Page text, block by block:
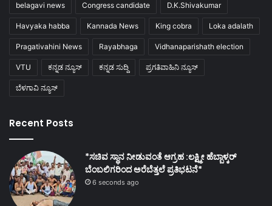
belagavi news Congress candidate D.K.Shivakumar
Havyaka habba Kannada News King cobra Loka adalath
Pragativahini News Rayabhaga Vidhanaparishath election
VTU ಕನ್ನಡ ನ್ಯೂಸ್ ಕನ್ನಡ ಸುದ್ದಿ ಪ್ರಗತಿವಾಹಿನಿ ನ್ಯೂಸ್
ಬೆಳಗಾವಿ ನ್ಯೂಸ್
Recent Posts
*ಸಚಿವ ಸ್ಥಾನ ನೀಡುವಂತೆ ಆಗ್ರಹ :ಲಕ್ಷ್ಮೀ ಹೆಬ್ಬಾಳ್ಕರ್
ಬೆಂಬಲಿಗರಿಂದ ಅರೆಬೆತ್ತಲೆ ಪ್ರತಿಭಟನೆ*
6 seconds ago